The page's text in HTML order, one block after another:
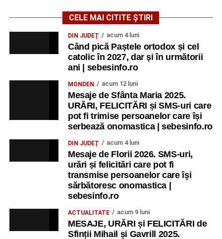
CELE MAI CITITE ȘTIRI
DIN JUDEȚ acum 4 luni
Când pică Paștele ortodox și cel
catolic în 2027, dar și în următorii
ani | sebesinfo.ro
MONDEN acum 12 luni
Mesaje de Sfânta Maria 2025.
URĂRI, FELICITĂRI și SMS-uri care
pot fi trimise persoanelor care își
serbează onomastica | sebesinfo.ro
DIN JUDEȚ acum 4 luni
Mesaje de Florii 2026. SMS-uri,
urări și felicitări care pot fi
transmise persoanelor care îşi
sărbătoresc onomastica |
sebesinfo.ro
ACTUALITATE acum 9 luni
MESAJE, URĂRI și FELICITĂRI de
Sfinții Mihail și Gavrill 2025.